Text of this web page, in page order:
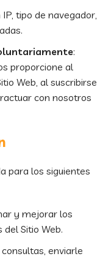
IP, tipo de navegador,
:
proporcione al
Web, al suscribirse
con nosotros
para los siguientes
y mejorar los
Sitio Web.
enviarle